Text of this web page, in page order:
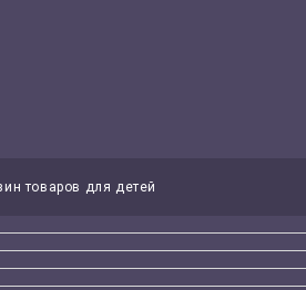
товаров для детей